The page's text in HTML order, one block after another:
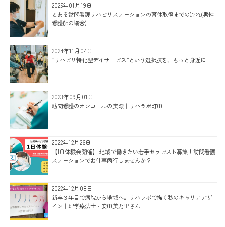
2025年01月19日
とある訪問看護リハビリステーションの育休取得までの流れ(男性
看護師の場合)
2024年11月04日
”リハビリ特化型デイサービス”という選択肢を、もっと身近に
2023年09月01日
訪問看護のオンコールの実際｜リハラボ町田
2022年12月26日
【1日体験会開催】 地域で働きたい若手セラピスト募集！訪問看護
ステーションでお仕事同行しませんか？
2022年12月08日
新卒３年目で病院から地域へ。リハラボで描く私のキャリアデザ
イン｜理学療法士・安田美乃里さん